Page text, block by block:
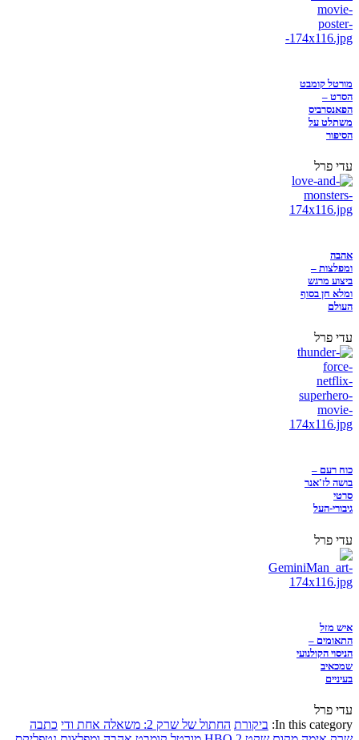
מורטל קומבט
הסרט –
הפאנסרביס
משתלט על
הסיפור
עדי פרל
אהבה
ומפלצות –
ביצוע מרגש
ומלא חן בסוף
העולם
עדי פרל
כוח רעם –
בושה לז'אנר
סרטי
גיבורי-העל
עדי פרל
איש מזל
התאומים –
הניסוי הקולנועי
שמכאיב
בעיניים
עדי פרל
In this category: ביקורת החתול של שרק 2: משאלה אחת ודי
כתבה